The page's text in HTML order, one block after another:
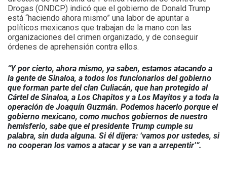
Drogas (ONDCP) indicó que el gobierno de Donald Trump
está “haciendo ahora mismo” una labor de apuntar a
políticos mexicanos que trabajan de la mano con las
organizaciones del crimen organizado, y de conseguir
órdenes de aprehensión contra ellos.
“Y por cierto, ahora mismo, ya saben, estamos atacando a
la gente de Sinaloa, a todos los funcionarios del gobierno
que forman parte del clan Culiacán, que han protegido al
Cártel de Sinaloa, a Los Chapitos y a Los Mayitos y a toda la
operación de Joaquín Guzmán. Podemos hacerlo porque el
gobierno mexicano, como muchos gobiernos de nuestro
hemisferio, sabe que el presidente Trump cumple su
palabra, sin duda alguna. Si él dijera: ‘vamos por ustedes, si
no cooperan los vamos a atacar y se van a arrepentir’”.